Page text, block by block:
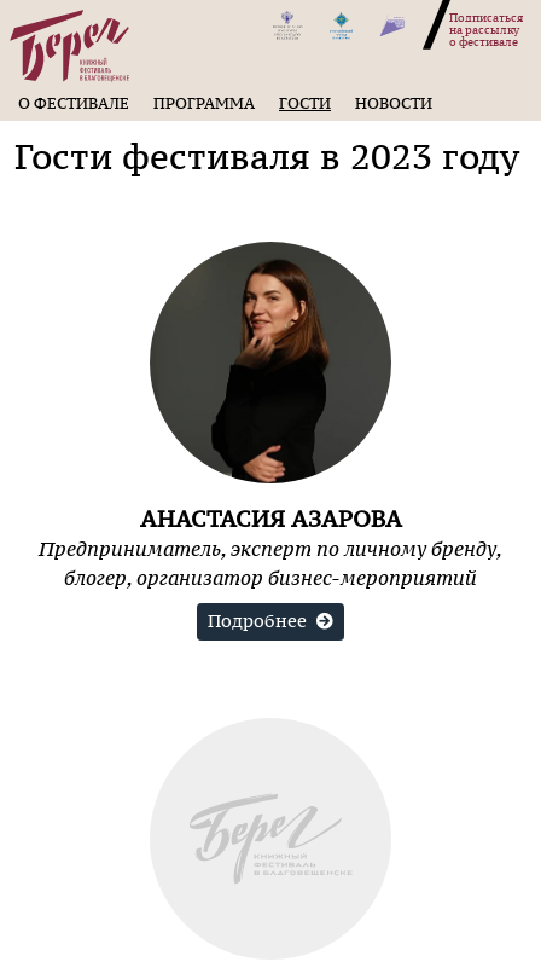
Подписаться
на рассылку
о фестивале
О ФЕСТИВАЛЕ ПРОГРАММА ГОСТИ НОВОСТИ
Гости фестиваля в 2023 году
АНАСТАСИЯ АЗАРОВА
Предприниматель, эксперт по личному бренду,
блогер, организатор бизнес-мероприятий
Подробнее